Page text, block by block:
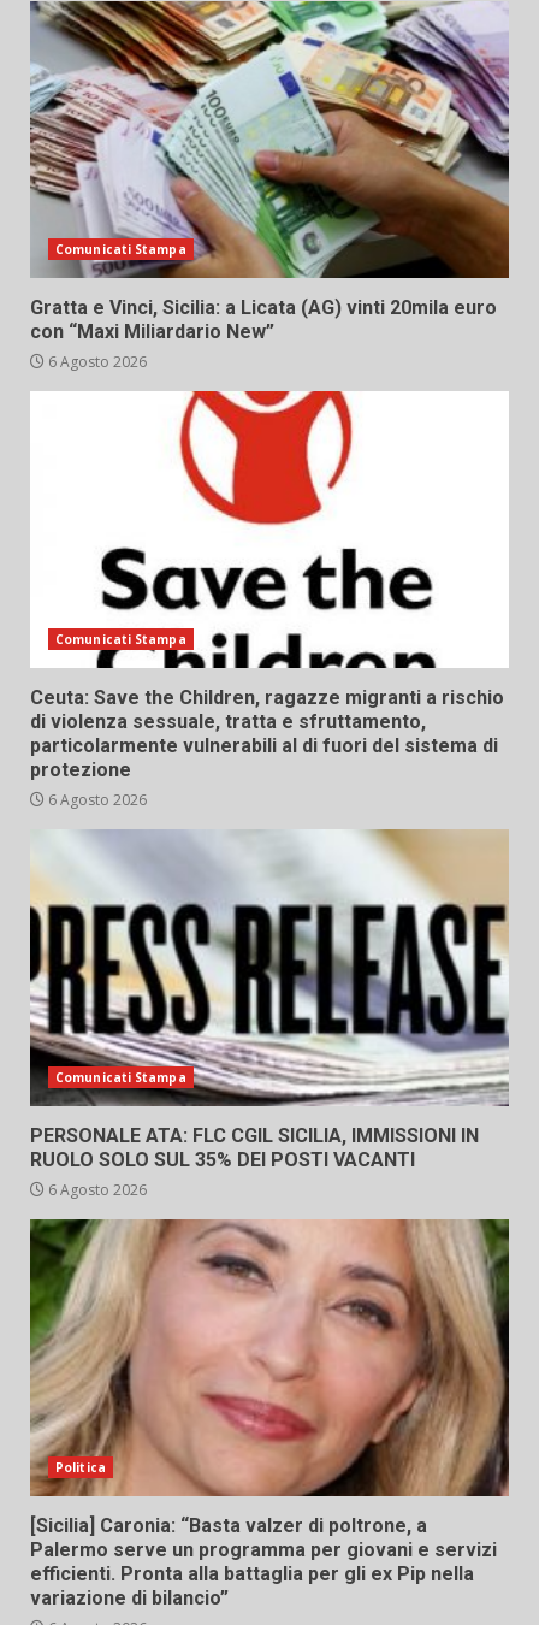
Comunicati Stampa
Gratta e Vinci, Sicilia: a Licata (AG) vinti 20mila euro
con “Maxi Miliardario New”
6 Agosto 2026
Comunicati Stampa
Ceuta: Save the Children, ragazze migranti a rischio
di violenza sessuale, tratta e sfruttamento,
particolarmente vulnerabili al di fuori del sistema di
protezione
6 Agosto 2026
Comunicati Stampa
PERSONALE ATA: FLC CGIL SICILIA, IMMISSIONI IN
RUOLO SOLO SUL 35% DEI POSTI VACANTI
6 Agosto 2026
Politica
[Sicilia] Caronia: “Basta valzer di poltrone, a
Palermo serve un programma per giovani e servizi
efficienti. Pronta alla battaglia per gli ex Pip nella
variazione di bilancio”